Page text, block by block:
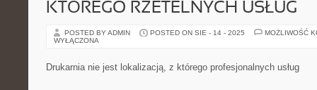
KTÓREGO RZETELNYCH USŁUG
POSTED BY ADMIN POSTED ON SIE - 14 - 2025
MOŻLIWOŚĆ
WYŁĄCZONA
Drukarnia nie jest lokalizacją, z którego profesjonalnych usług